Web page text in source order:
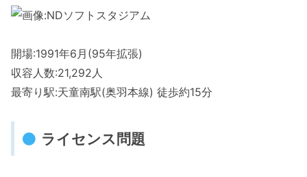
開場:1991年6月(95年拡張)
収容人数:21,292人
最寄り駅:天童南駅(奥羽本線) 徒歩約15分
ライセンス問題